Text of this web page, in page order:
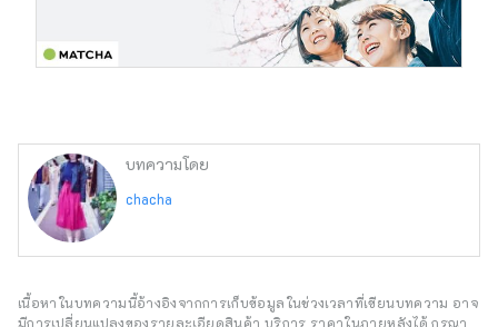
บทความโดย
chacha
เนื้อหาในบทความนี้อ้างอิงจากการเก็บข้อมูลในช่วงเวลาที่เขียนบทความ อาจ
มีการเปลี่ยนแปลงของรายละเอียดสินค้า บริการ ราคาในภายหลังได้ กรุณา